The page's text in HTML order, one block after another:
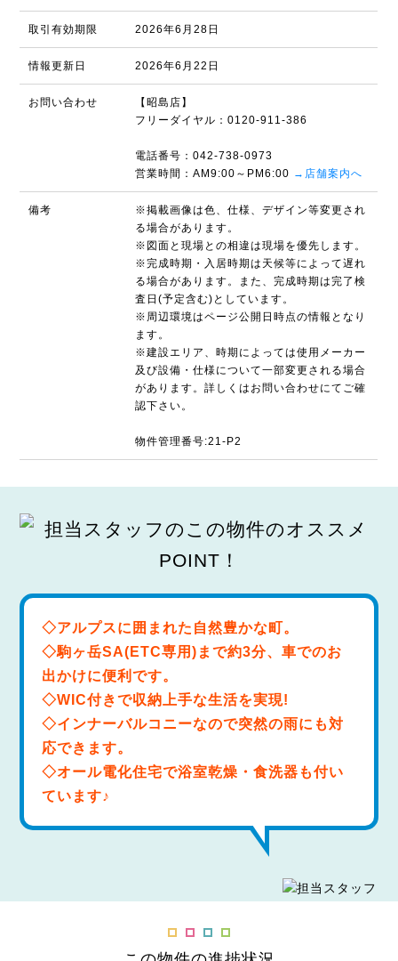
取引有効期限 2026年6月28日
情報更新日 2026年6月22日
お問い合わせ
【昭島店】
フリーダイヤル：0120-911-386
電話番号：042-738-0973
営業時間：AM9:00～PM6:00 →店舗案内へ
備考
※掲載画像は色、仕様、デザイン等変更され
る場合があります。
※図面と現場との相違は現場を優先します。
※完成時期・入居時期は天候等によって遅れ
る場合があります。また、完成時期は完了検
査日(予定含む)としています。
※周辺環境はページ公開日時点の情報となり
ます。
※建設エリア、時期によっては使用メーカー
及び設備・仕様について一部変更される場合
があります。詳しくはお問い合わせにてご確
認下さい。
物件管理番号:21-P2
◇アルプスに囲まれた自然豊かな町。
◇駒ヶ岳SA(ETC専用)まで約3分、車でのお
出かけに便利です。
◇WIC付きで収納上手な生活を実現!
◇インナーバルコニーなので突然の雨にも対
応できます。
◇オール電化住宅で浴室乾燥・食洗器も付い
ています♪